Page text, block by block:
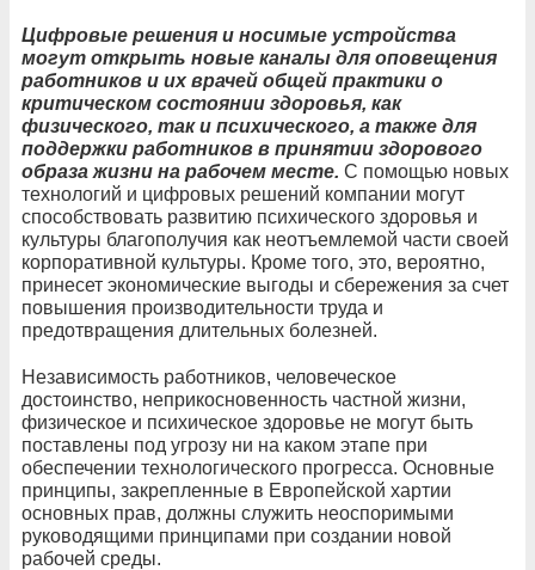
Цифровые решения и носимые устройства
могут открыть новые каналы для оповещения
работников и их врачей общей практики о
критическом состоянии здоровья, как
физического, так и психического, а также для
поддержки работников в принятии здорового
образа жизни на рабочем месте. С помощью новых
технологий и цифровых решений компании могут
способствовать развитию психического здоровья и
культуры благополучия как неотъемлемой части своей
корпоративной культуры. Кроме того, это, вероятно,
принесет экономические выгоды и сбережения за счет
повышения производительности труда и
предотвращения длительных болезней.
Независимость работников, человеческое
достоинство, неприкосновенность частной жизни,
физическое и психическое здоровье не могут быть
поставлены под угрозу ни на каком этапе при
обеспечении технологического прогресса. Основные
принципы, закрепленные в Европейской хартии
основных прав, должны служить неоспоримыми
руководящими принципами при создании новой
рабочей среды.